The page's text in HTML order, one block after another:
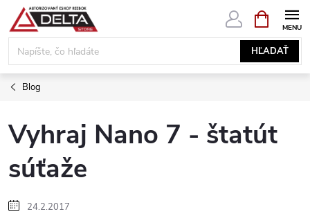
Prejsť
obsah
HĽADAŤ
KOŠÍK
Blog
Vyhraj Nano 7 - štatút
súťaže
24.2.2017